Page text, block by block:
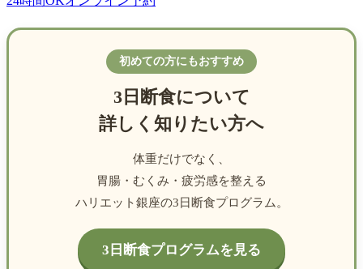
初めての方にもおすすめ
3日断食について
詳しく知りたい方へ
体重だけでなく、
胃腸・むくみ・疲労感を整える
ハリエット銀座の3日断食プログラム。
3日断食プログラムを見る